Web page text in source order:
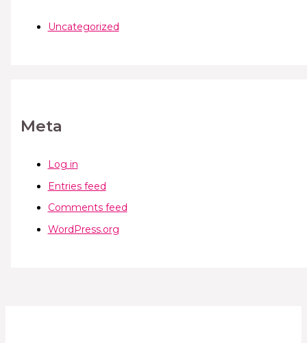
Uncategorized
Meta
Log in
Entries feed
Comments feed
WordPress.org